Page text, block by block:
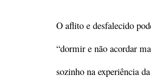
O aflito e desfalecido
“dormir e não acordar
sozinho na experiência